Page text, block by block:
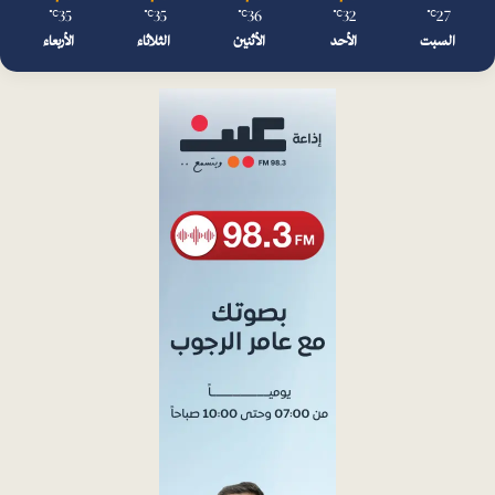
27
℃
السبت
32
℃
الأحد
36
℃
الأثنين
35
℃
الثلاثاء
35
℃
الأربعاء